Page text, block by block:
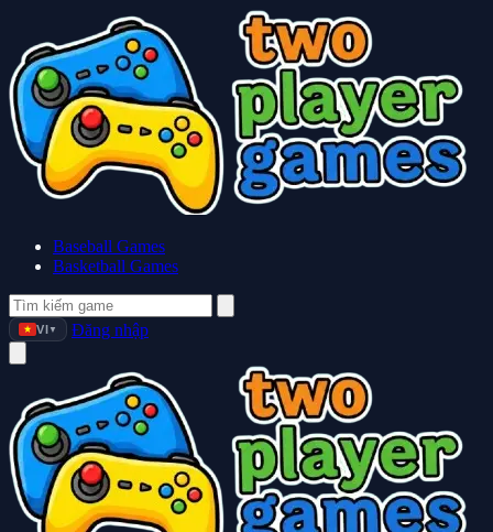
Baseball Games
Basketball Games
VI ▼ Đăng nhập